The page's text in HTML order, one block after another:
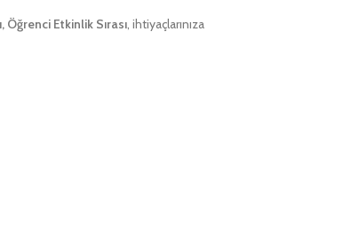
Öğrenci Etkinlik Sırası, ihtiyaçlarınıza